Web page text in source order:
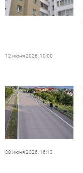
12 июня 2026, 10:00
08 июня 2026, 16:13